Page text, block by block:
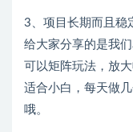
3、项目长期而且稳
给大家分享的是我
可以矩阵玩法，放
适合小白，每天做
哦。